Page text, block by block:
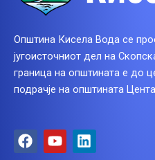
Општина Кисела Вода се
југоисточниот дел на
граница на општината е до
подрачје на општината
F
a
Y
o
L
i